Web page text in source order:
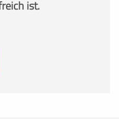
ist.